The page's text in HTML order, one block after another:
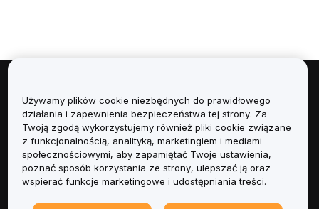
Informacje
Usługi
Obsługa Klienta
Używamy plików cookie niezbędnych do prawidłowego
działania i zapewnienia bezpieczeństwa tej strony. Za
Twoją zgodą wykorzystujemy również pliki cookie związane
z funkcjonalnością, analityką, marketingiem i mediami
społecznościowymi, aby zapamiętać Twoje ustawienia,
poznać sposób korzystania ze strony, ulepszać ją oraz
wspierać funkcje marketingowe i udostępniania treści.